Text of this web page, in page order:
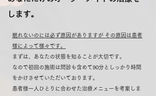
します。
眠れないのには必ず原因がありますが その原因は患者
様によって様々です。
まずは、あなたの状態を知ることが大切です。
なので初回の施術は問診も含めて90分としっかり時間
をかけさせていただいております。
患者様一人ひとりに合わせた治療メニューを考案しま